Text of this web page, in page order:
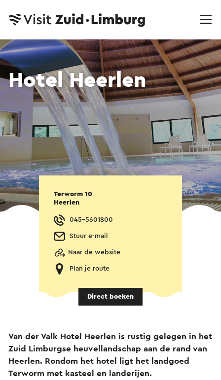
Hotel Heerlen
Terworm 10
Heerlen
045-5601800
Stuur e-mail
Naar de website
Plan je route
Direct boeken
Van der Valk Hotel Heerlen is rustig gelegen in het
Zuid Limburgse heuvellandschap aan de rand van
Heerlen. Rondom het hotel ligt het landgoed
Terworm met kasteel en landerijen.